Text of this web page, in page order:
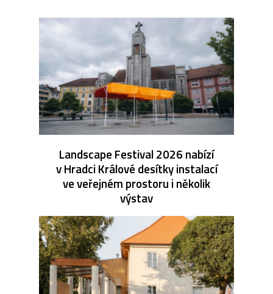
Landscape Festival 2026 nabízí
v Hradci Králové desítky instalací
ve veřejném prostoru i několik
výstav